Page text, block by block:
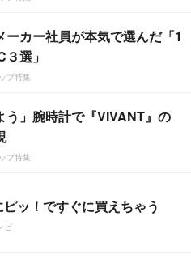
ーカー社員が本気で選んだ「1
選」
プ特集
う」腕時計で『VIVANT』の
プ特集
ピッ！ですぐに買えちゃう
ピ